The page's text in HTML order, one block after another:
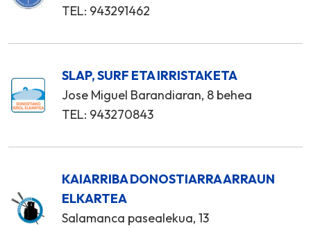
TEL: 943291462
SLAP, SURF ETA IRRISTAKETA
Jose Miguel Barandiaran, 8 behea
TEL: 943270843
KAIARRIBA DONOSTIARRA ARRAUN
ELKARTEA
Salamanca pasealekua, 13